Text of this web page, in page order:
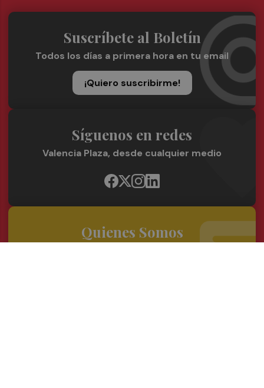
Suscríbete al Boletín
Todos los días a primera hora en tu email
¡Quiero suscribirme!
Síguenos en redes
Valencia Plaza, desde cualquier medio
Quienes Somos